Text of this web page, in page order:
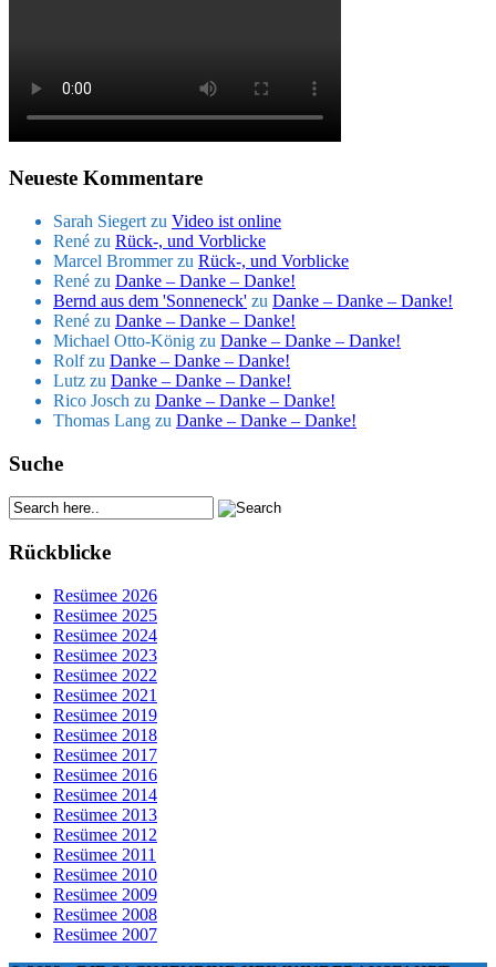
Neueste Kommentare
Sarah Siegert zu Video ist online
René zu Rück-, und Vorblicke
Marcel Brommerzu Rück-, und Vorblicke
René zu Danke – Danke – Danke!
Bernd aus dem 'Sonneneck' zu Danke – Danke – Danke!
René zu Danke – Danke – Danke!
Michael Otto-König zu Danke – Danke – Danke!
Rolfzu Danke – Danke – Danke!
Lutz zu Danke – Danke – Danke!
Rico Josch zu Danke – Danke – Danke!
Thomas Lang zu Danke – Danke – Danke!
Suche
Rückblicke
Resümee 2026
Resümee 2025
Resümee 2024
Resümee 2023
Resümee 2022
Resümee 2021
Resümee 2019
Resümee 2018
Resümee 2017
Resümee 2016
Resümee 2014
Resümee 2013
Resümee 2012
Resümee 2011
Resümee 2010
Resümee 2009
Resümee 2008
Resümee 2007